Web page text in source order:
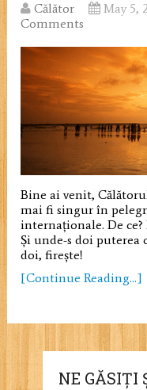
Călător May 5,
Comments
Bine ai venit,
mai fi singur în
internaționale. De
Și unde-s doi puterea
doi, firește!
[Continue Reading...]
NE GĂSIȚI